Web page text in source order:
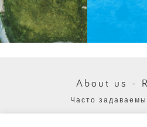
About us -
Часто